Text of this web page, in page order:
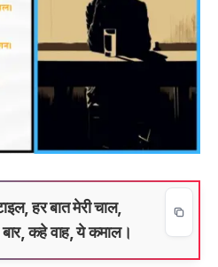
हर बात मेरी चाल,
कहे वाह, ये कमाल।